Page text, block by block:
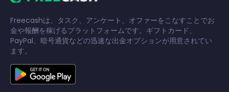
Freecashは、タスク、アンケート、オファーをこなすことでお
金や報酬を稼げるプラットフォームです。ギフトカード、
PayPal、暗号通貨などの迅速な出金オプションが用意されてい
ます。